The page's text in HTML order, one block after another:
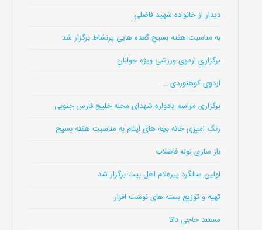
دیدار از خانواده شهید فاضلی
به مناسبت هفته بسیج گعده هایی پرنشاط برگزار شد
برگزاری اردوی ورزشی ویژه جوانان
اردوی کوهنوردی …
برگزاری مراسم یادواره شهدای محله خلیج فارس جنوبی
رنگ امیزی خانه بچه های ایتام به مناسبت هفته بسیج
باز سازی لوله فاضلاب
اولین سالگرد پیرغلام اهل بیت برگزار شد
تهیه و توزیع بسته های نوشت افزار
مستند حاجی دانا